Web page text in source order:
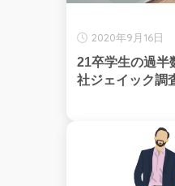
2020年9月16日
21卒学生の過半
社ジェイック調